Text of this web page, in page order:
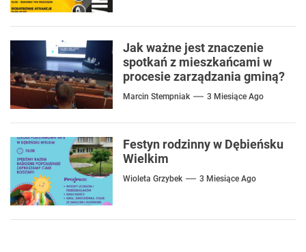
Jak ważne jest znaczenie
spotkań z mieszkańcami w
procesie zarządzania gminą?
Marcin Stempniak 3 Miesiące Ago
Festyn rodzinny w Dębieńsku
Wielkim
Wioleta Grzybek 3 Miesiące Ago